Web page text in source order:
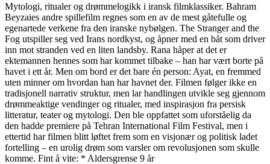
Mytologi, ritualer og drømmelogikk i iransk filmklassiker. Bahram
Beyzaies andre spillefilm regnes som en av de mest gåtefulle og
egenartede verkene fra den iranske nybølgen. The Stranger and the
Fog utspiller seg ved Irans nordkyst, og åpner med en båt som driver
inn mot stranden ved en liten landsby. Rana håper at det er
ektemannen hennes som har kommet tilbake – han har vært borte på
havet i ett år. Men om bord er det bare én person: Ayat, en fremmed
uten minner om hvordan han har havnet der. Filmen følger ikke en
tradisjonell narrativ struktur, men lar handlingen utvikle seg gjennom
drømmeaktige vendinger og ritualer, med inspirasjon fra persisk
litteratur, teater og mytologi. Den ble oppfattet som uforståelig da
den hadde premiere på Tehran International Film Festival, men i
ettertid har filmen blitt løftet frem som en visjonær og politisk ladet
fortelling – en urolig drøm som varsler om revolusjonen som skulle
komme. Fint å vite: * Aldersgrense 9 år